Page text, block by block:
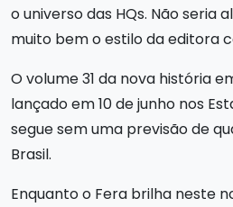
o universo das HQs. Não seria
muito bem o estilo da editora
O volume 31 da nova história
lançado em 10 de junho nos
segue sem uma previsão de
Brasil.
Enquanto o Fera brilha neste